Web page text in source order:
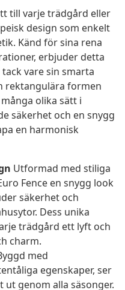
till varje trädgård eller
design som enkelt
Känd för sina rena
erbjuder detta
vare sin smarta
rektangulära formen
olika sätt i
säkerhet och en snygg
en harmonisk
Utformad med stiliga
Fence en snygg look
säkerhet och
Dess unika
trädgård ett lyft och
charm.
med
egenskaper, ser
genom alla säsonger.